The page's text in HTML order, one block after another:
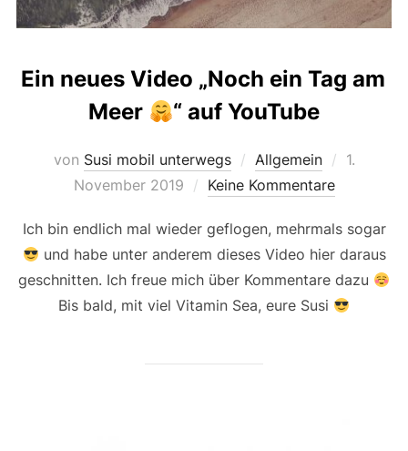
Ein neues Video „Noch ein Tag am
Meer
“ auf YouTube
von Susi mobil unterwegs Allgemein
1.
November 2019
Keine Kommentare
Ich bin endlich mal wieder geflogen, mehrmals sogar
und habe unter anderem dieses Video hier daraus
geschnitten. Ich freue mich über Kommentare dazu
Bis bald, mit viel Vitamin Sea, eure Susi